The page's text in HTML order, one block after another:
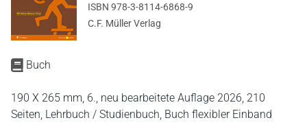
Buch
190 X 265 mm, 6., neu bearbeitete Auflage 2026, 210
Seiten, Lehrbuch / Studienbuch, Buch flexibler Einband
ISBN 978-3-8114-6868-9
C.F. Müller Verlag